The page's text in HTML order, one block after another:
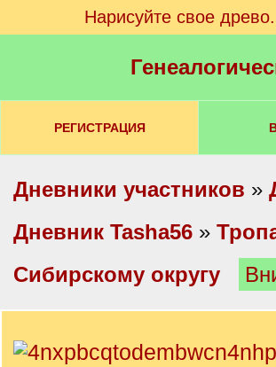
Нарисуйте свое
РЕГИСТРАЦИЯ
Дневники участников »
Дневник Tasha56 »
Сибирскому округу